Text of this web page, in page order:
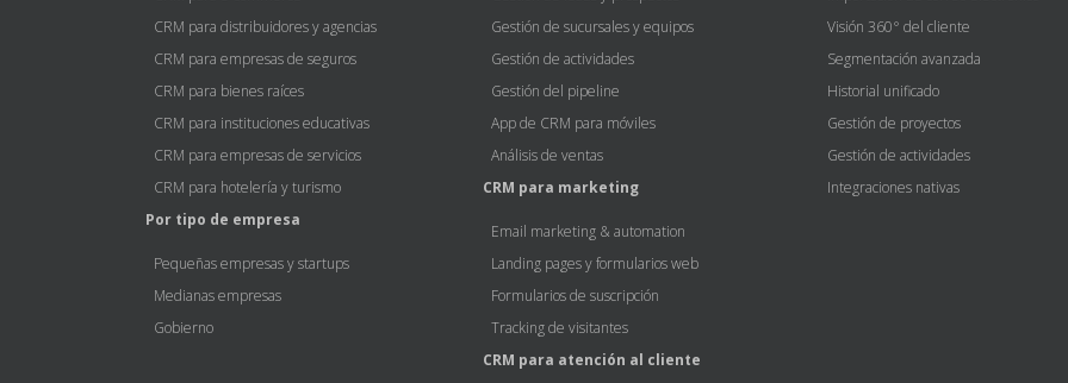
CRM para distribuidores y agencias
CRM para empresas de seguros
CRM para bienes raíces
CRM para instituciones educativas
CRM para empresas de servicios
CRM para hotelería y turismo
Por tipo de empresa
Pequeñas empresas y startups
Medianas empresas
Gobierno
Gestión de sucursales y equipos
Gestión de actividades
Gestión del pipeline
App de CRM para móviles
Análisis de ventas
CRM para marketing
Email marketing & automation
Landing pages y formularios web
Formularios de suscripción
Tracking de visitantes
CRM para atención al cliente
Visión 360° del cliente
Segmentación avanzada
Historial unificado
Gestión de proyectos
Gestión de actividades
Integraciones nativas